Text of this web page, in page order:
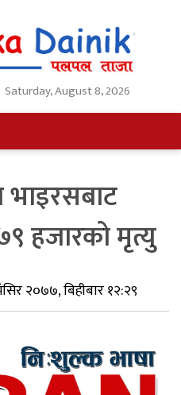
Saturday, August 8, 2026
भाइरसबाट
हजारको मृत्यु
२०७७, बिहीबार १२:२९